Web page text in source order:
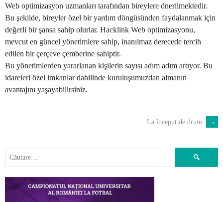
Web optimizasyon uzmanları tarafından bireylere önerilmektedir.
Bu şekilde, bireyler özel bir yardım döngüsünden faydalanmak için
değerli bir şansa sahip olurlar. Hacklink Web optimizasyonu,
mevcut en güncel yönetimlere sahip, inanılmaz derecede tercih
edilen bir çerçeve çemberine sahiptir.
Bu yönetimlerden yararlanan kişilerin sayısı adım adım artıyor. Bu
idareleri özel imkanlar dahilinde kuruluşumuzdan almanın
avantajını yaşayabilirsiniz.
NAVIGATION
La început de drum →